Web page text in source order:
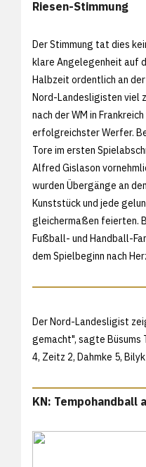
Riesen-Stimmung
Der Stimmung tat dies
klare Angelegenheit auf
Halbzeit ordentlich an
Nord-Landesligisten viel
nach der WM in
erfolgreichster Werfer.
Tore im ersten
Alfred Gislason
wurden Übergänge an
Kunststück und jede
gleichermaßen feierten.
Fußball- und Handball-
dem Spielbeginn nach
Der Nord-Landesligist
gemacht", sagte Büsums
4, Zeitz 2, Dahmke 5,
KN: Tempohandball